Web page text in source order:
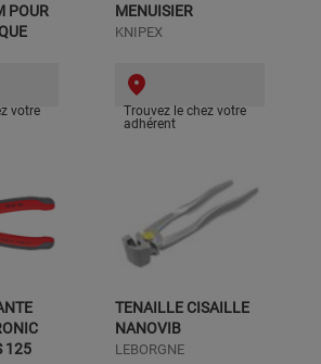
POUR
votre
MENUISIER
KNIPEX
Trouvez le chez votre
adhérent
125
TENAILLE CISAILLE
NANOVIB
LEBORGNE